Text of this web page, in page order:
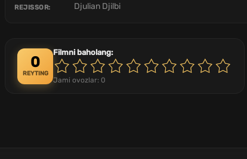
REJISSOR: Djulian Djilbi
0
REYTING
Filmni baholang:
Jami ovozlar: 0